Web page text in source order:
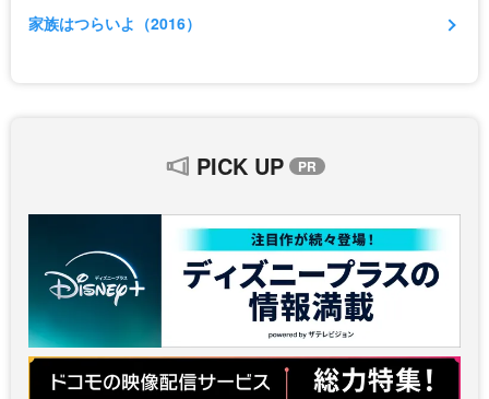
家族はつらいよ（2016）
PICK UP